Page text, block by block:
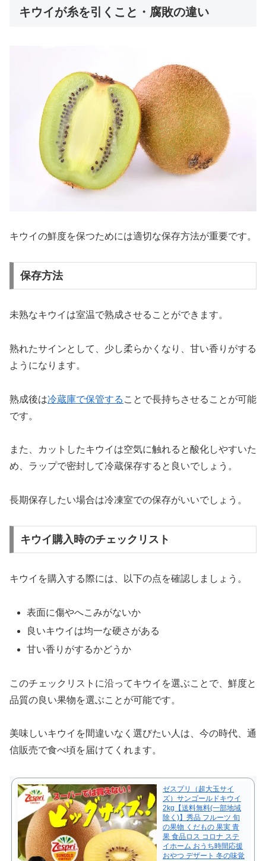
キウイが糸を引くこと・腐敗の違い
キウイの鮮度を保つためには適切な保存方法が重要です。
保存方法
未熟なキウイは室温で熟成させることができます。
熟れたサインとして、少し柔らかくなり、甘い香りがする
ようになります。
熟成後は冷蔵庫で保管する ことで長持ちさせることが可能
です。
また、カットしたキウイは空気に触れると酸化しやすいた
め、ラップで密封して冷蔵保存すると良いでしょう。
長期保存したい場合は冷凍室での保存がいいでしょう。
キウイ購入時のチェックリスト
キウイを購入する際には、以下の点を確認しましょう。
表面に傷やへこみがないか
良いキウイは均一な硬さがある
甘い香りがするかどうか
このチェックリストに沿ってキウイを選ぶことで、鮮度と
品質の良い果物を選ぶことが可能です。
美味しいキウイを間違いなく選びたい人は、今の時代、通
信販売で食べ頃を届けてくれます。
ゼスプリ（超大玉サイ
ズ）サンゴールドキウイ
2kg【送料無料(一部地域
除く)】秀品 フルーツ 旬
の果物 くだもの 果実 青
果 食品ロス コロナ ステ
イホーム おうち時間応援
おやつ デザート 冬の味覚